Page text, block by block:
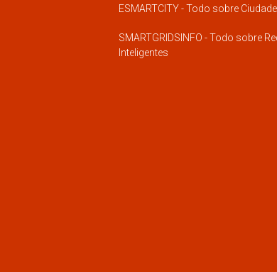
ESMARTCITY - Todo sobre
SMARTGRIDSINFO - Todo sobre
Inteligentes